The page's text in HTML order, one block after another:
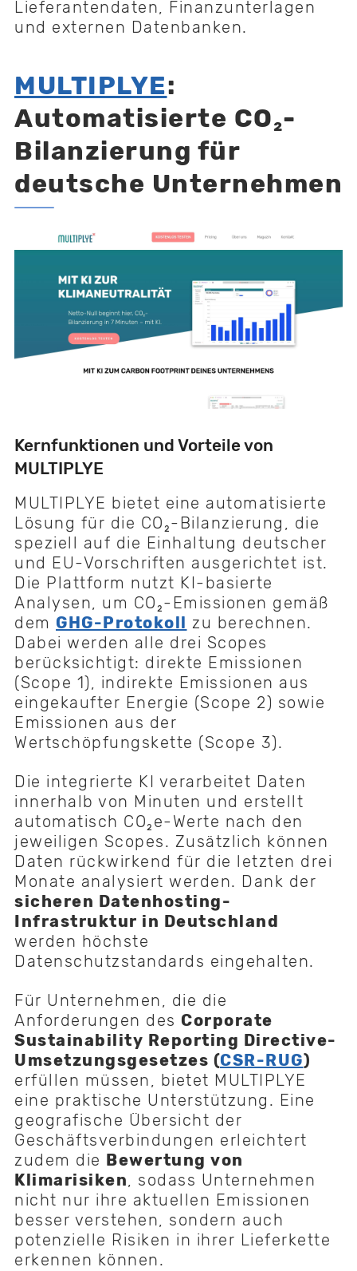
Lieferantendaten, Finanzunterlagen
und externen Datenbanken.
MULTIPLYE:
Automatisierte CO₂-
Bilanzierung für
deutsche Unternehmen
Kernfunktionen und Vorteile von
MULTIPLYE
MULTIPLYE bietet eine automatisierte
Lösung für die CO₂-Bilanzierung, die
speziell auf die Einhaltung deutscher
und EU-Vorschriften ausgerichtet ist.
Die Plattform nutzt KI-basierte
Analysen, um CO₂-Emissionen gemäß
dem GHG-Protokoll
zu berechnen.
Dabei werden alle drei Scopes
berücksichtigt: direkte Emissionen
(Scope 1), indirekte Emissionen aus
eingekaufter Energie (Scope 2) sowie
Emissionen aus der
Wertschöpfungskette (Scope 3).
Die integrierte KI verarbeitet Daten
innerhalb von Minuten und erstellt
automatisch CO₂e-Werte nach den
jeweiligen Scopes. Zusätzlich können
Daten rückwirkend für die letzten drei
Monate analysiert werden. Dank der
sicheren Datenhosting-
Infrastruktur in Deutschland
werden höchste
Datenschutzstandards eingehalten.
Für Unternehmen, die die
Anforderungen des Corporate
Sustainability Reporting Directive-
Umsetzungsgesetzes (CSR-RUG)
erfüllen müssen, bietet MULTIPLYE
eine praktische Unterstützung. Eine
geografische Übersicht der
Geschäftsverbindungen erleichtert
zudem die Bewertung von
Klimarisiken, sodass Unternehmen
nicht nur ihre aktuellen Emissionen
besser verstehen, sondern auch
potenzielle Risiken in ihrer Lieferkette
erkennen können.